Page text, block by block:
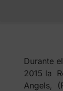
Durante
2015 la
Angels,